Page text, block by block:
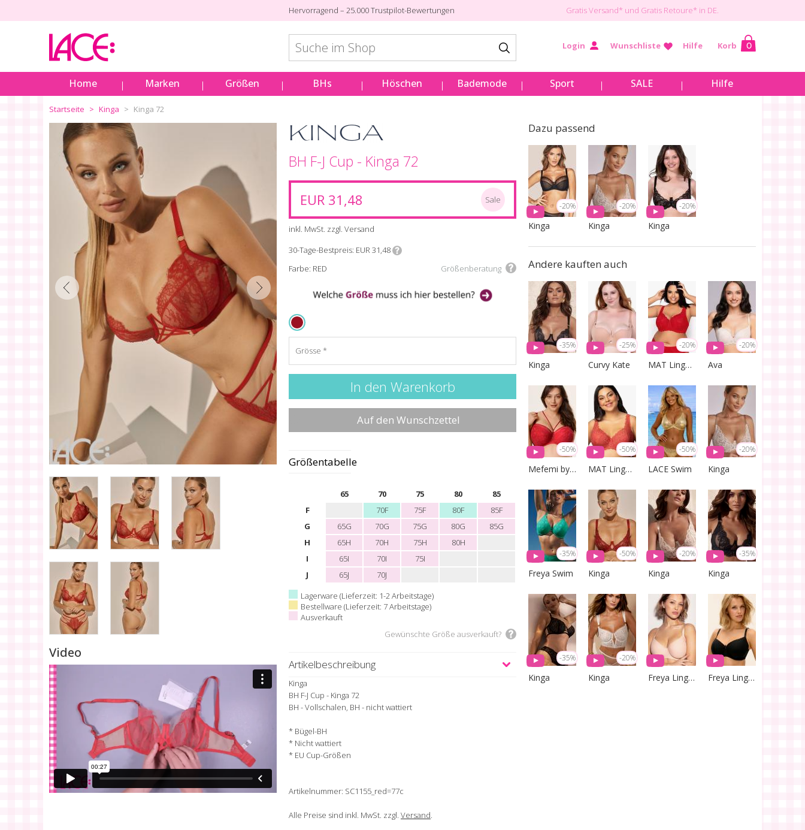
Hervorragend – 25.000 Trustpilot-Bewertungen Gratis Versand*und Gratis Retoure* in DE.
Korb 0
Hilfe
Wunschliste
Login
Home Marken Größen BHs Höschen Bademode Sport SALE Hilfe
Startseite Kinga Kinga 72
Video
BH F-J Cup - Kinga 72
EUR 31,48 Sale
inkl. MwSt. zzgl. Versand
30-Tage-Bestpreis EUR 31,48
Farbe: RED
Größenberatung
Grösse
Auf den Wunschzettel
Größentabelle
65 70 75 80
85
F
70F 75F 80F
85F
G
65G 70G 75G 80G
85G
H
65H 70H 75H
80H
I
65I 70I
75I
J
65J
70J
Lagerware (Lieferzeit: 1-2 Arbeitstage)
Bestellware (Lieferzeit: 7 Arbeitstage)
Ausverkauft
Gewünschte Größe ausverkauft?
Artikelbeschreibung
Kinga
BH F-J Cup - Kinga 72
BH - Vollschalen, BH - nicht wattiert
* Bügel-BH
* Nicht wattiert
* EU Cup-Größen
Artikelnummer: SC1155_red=77c
Alle Preise sind inkl. MwSt. zzgl. Versand.
Dazu passend
-20%
Kinga
-20%
Kinga
-20%
Kinga
Andere kauften auch
-35%
Kinga
-25%
Curvy Kate
-20%
MAT Lingerie
-20%
Ava
-50%
Mefemi by Nipplex
-50%
MAT Lingerie
-50%
LACE Swim
-20%
Kinga
-35%
Freya Swim
-50%
Kinga
-20%
Kinga
-35%
Kinga
-35%
Kinga
-20%
Kinga Freya Lingerie Freya Lingerie